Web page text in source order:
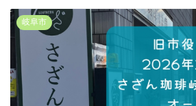
岐阜市